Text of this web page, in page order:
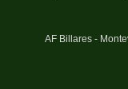
AF Billares -